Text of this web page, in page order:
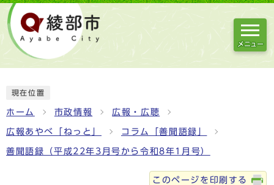
メニュー
現在位置
ホーム 市政情報 広報・広聴
広報あやべ「ねっと」 コラム「善聞語録」
善聞語録（平成22年3月号から令和8年1月号）
このページを印刷する